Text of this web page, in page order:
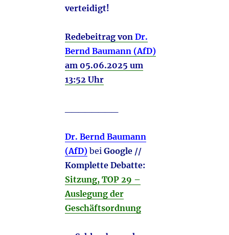
verteidigt!
Redebeitrag von Dr.
Bernd Baumann (AfD)
am 05.06.2025 um
13:52 Uhr
Dr. Bernd Baumann
(AfD) bei Google //
Komplette Debatte:
Sitzung, TOP 29 –
Auslegung der
Geschäftsordnung